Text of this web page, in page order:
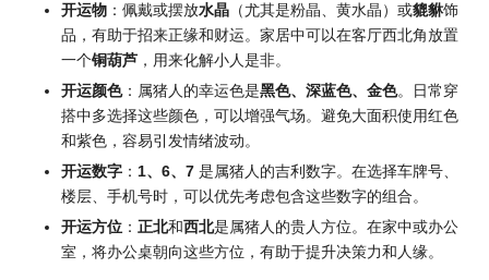
开运物 ：佩戴或摆放水晶 （尤其是粉晶、黄水晶）或貔貅饰
品，有助于招来正缘和财运。家居中可以在客厅西北角放置
一个铜葫芦 ，用来化解小人是非。
开运颜色：属猪人的幸运色是黑色、深蓝色、金色。日常穿
搭中多选择这些颜色，可以增强气场。避免大面积使用红色
和紫色，容易引发情绪波动。
开运数字 ： 1、6、7 是属猪人的吉利数字。在选择车牌号、
楼层、手机号时，可以优先考虑包含这些数字的组合。
开运方位 ： 正北和西北是属猪人的贵人方位。在家中或办公
室，将办公桌朝向这些方位，有助于提升决策力和人缘。